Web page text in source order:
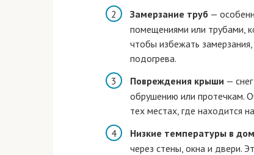
Замерзание труб —
помещениями или трубами,
чтобы избежать
подогрева.
Повреждения крыши —
обрушению или протечкам.
тех местах, где находится
Низкие температуры в
через стены, окна и двери.